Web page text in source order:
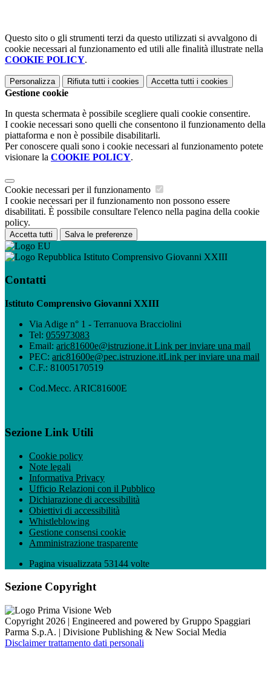
Questo sito o gli strumenti terzi da questo utilizzati si avvalgono di
cookie necessari al funzionamento ed utili alle finalità illustrate nella
COOKIE POLICY.
Personalizza Rifiuta tutti i cookies Accetta tutti i cookies
Gestione cookie
In questa schermata è possibile scegliere quali cookie consentire.
I cookie necessari sono quelli che consentono il funzionamento della
piattaforma e non è possibile disabilitarli.
Per conoscere quali sono i cookie necessari al funzionamento potete
visionare la COOKIE POLICY.
Cookie necessari per il funzionamento
I cookie necessari per il funzionamento non possono essere
disabilitati. È possibile consultare l'elenco nella pagina della cookie
policy.
Accetta tutti Salva le preferenze
Istituto Comprensivo Giovanni XXIII
Contatti
Istituto Comprensivo Giovanni XXIII
Via Adige n° 1 - Terranuova Bracciolini
Tel: 055973083
Email: aric81600e@istruzione.it Link per inviare una mail
PEC: aric81600e@pec.istruzione.itLink per inviare una mail
C.F.: 81005170519
Cod.Mecc. ARIC81600E
Sezione Link Utili
Cookie policy
Note legali
Informativa Privacy
Ufficio Relazioni con il Pubblico
Dichiarazione di accessibilità
Obiettivi di accessibilità
Whistleblowing
Gestione consensi cookie
Amministrazione trasparente
Pagina visualizzata 53144 volte
Sezione Copyright
Copyright 2026 | Engineered and powered by Gruppo Spaggiari
Parma S.p.A. | Divisione Publishing & New Social Media
Disclaimer trattamento dati personali